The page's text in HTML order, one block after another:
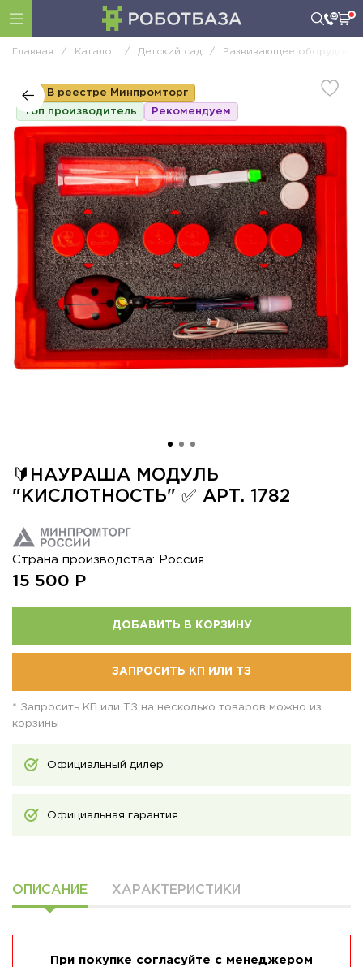
Главная / Каталог / Детский сад / Развивающее
В реестре Минпромторг
Топ производитель Рекомендуем
🔰НАУРАША МОДУЛЬ
"КИСЛОТНОСТЬ" ✅ АРТ. 1782
Страна производства: Россия
15 500 Р
ДОБАВИТЬ В КОРЗИНУ
ЗАПРОСИТЬ КП ИЛИ ТЗ
* Запросить КП или ТЗ на несколько товаров можно из
корзины
Официальный дилер
Официальная гарантия
ОПИСАНИЕ ХАРАКТЕРИСТИКИ
При покупке согласуйте с менеджером